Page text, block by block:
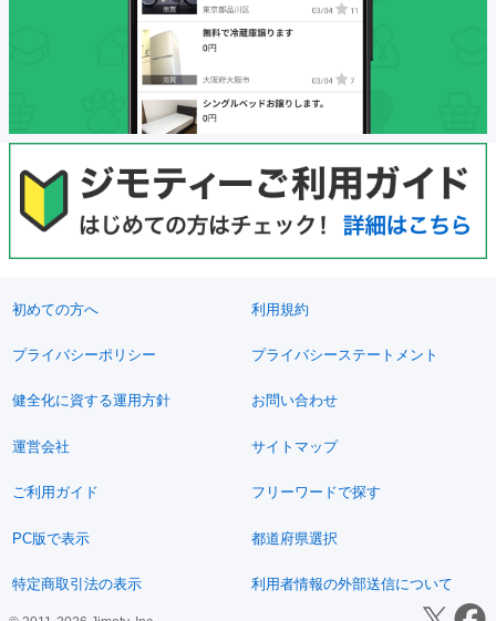
初めての方へ 利用規約
プライバシーポリシー プライバシーステートメント
健全化に資する運用方針 お問い合わせ
運営会社 サイトマップ
ご利用ガイド フリーワードで探す
PC版で表示 都道府県選択
特定商取引法の表示 利用者情報の外部送信について